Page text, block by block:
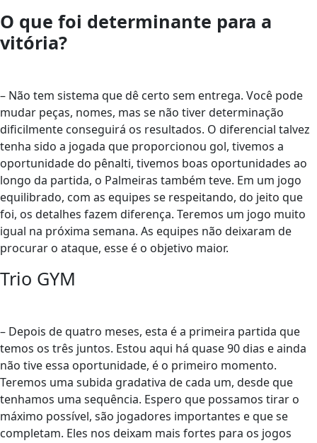
O que foi determinante para a
vitória?
– Não tem sistema que dê certo sem entrega. Você pode
mudar peças, nomes, mas se não tiver determinação
dificilmente conseguirá os resultados. O diferencial talvez
tenha sido a jogada que proporcionou gol, tivemos a
oportunidade do pênalti, tivemos boas oportunidades ao
longo da partida, o Palmeiras também teve. Em um jogo
equilibrado, com as equipes se respeitando, do jeito que
foi, os detalhes fazem diferença. Teremos um jogo muito
igual na próxima semana. As equipes não deixaram de
procurar o ataque, esse é o objetivo maior.
Trio GYM
– Depois de quatro meses, esta é a primeira partida que
temos os três juntos. Estou aqui há quase 90 dias e ainda
não tive essa oportunidade, é o primeiro momento.
Teremos uma subida gradativa de cada um, desde que
tenhamos uma sequência. Espero que possamos tirar o
máximo possível, são jogadores importantes e que se
completam. Eles nos deixam mais fortes para os jogos